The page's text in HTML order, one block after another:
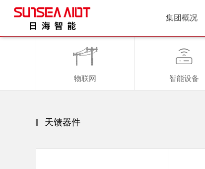
集团概况
物联网 智能设备
天馈器件